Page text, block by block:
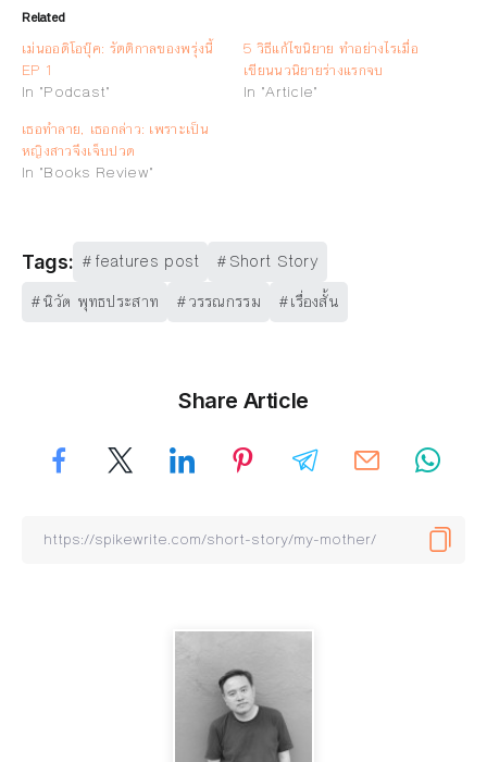
Related
เม่นออดิโอบุ๊ค: รัตติกาลของพรุ่งนี้
EP 1
In "Podcast"
5 วิธีแก้ไขนิยาย ทำอย่างไรเมื่อ
เขียนนวนิยายร่างแรกจบ
In "Article"
เธอทำลาย, เธอกล่าว: เพราะเป็น
หญิงสาวจึงเจ็บปวด
In "Books Review"
Tags: features post
Short Story
นิวัต พุทธประสาท
วรรณกรรม เรื่องสั้น
Share Article